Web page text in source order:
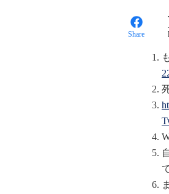
Share